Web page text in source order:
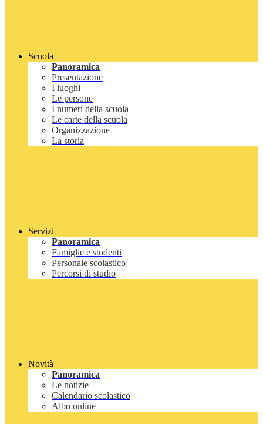
Scuola
Panoramica
Presentazione
I luoghi
Le persone
I numeri della scuola
Le carte della scuola
Organizzazione
La storia
Servizi
Panoramica
Famiglie e studenti
Personale scolastico
Percorsi di studio
Novità
Panoramica
Le notizie
Calendario scolastico
Albo online